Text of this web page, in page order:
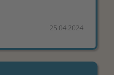
25.04.2024